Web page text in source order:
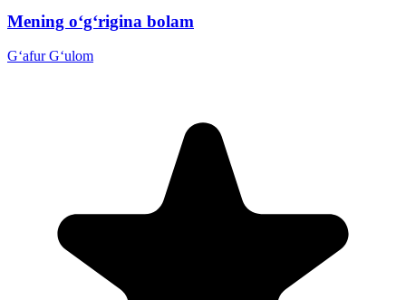
Mening o‘g‘rigina bolam
G‘afur G‘ulom